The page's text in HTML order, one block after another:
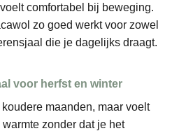
comfortabel bij beweging.
zo goed werkt voor zowel
die je dagelijks draagt.
voor herfst en winter
maanden, maar voelt
zonder dat je het